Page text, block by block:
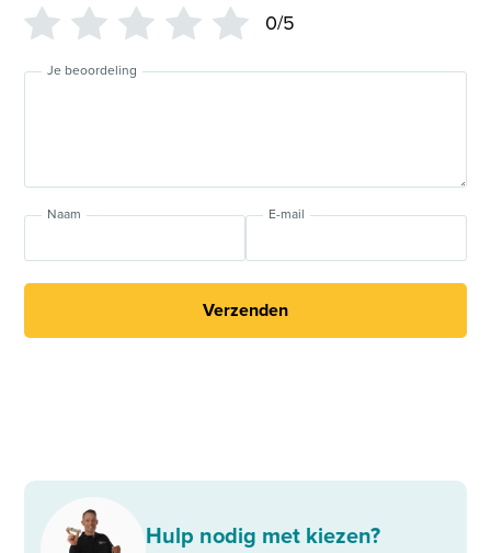
0/5
Je beoordeling
Naam E-mail
Verzenden
Hulp nodig met kiezen?